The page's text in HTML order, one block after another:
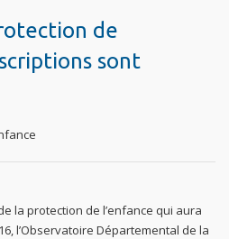
de
sont
la protection de l’enfance qui aura
l’Observatoire Départemental de la